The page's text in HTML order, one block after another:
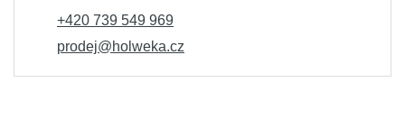
+420 739 549 969
prodej@holweka.cz